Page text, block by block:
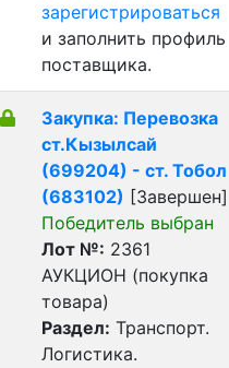
зарегистрироваться
и заполнить профиль
поставщика.
Закупка: Перевозка
ст.Кызылсай
(699204) - ст. Тобол
(683102) [Завершен]
Победитель выбран
Лот №: 2361
АУКЦИОН (покупка
товара)
Раздел: Транспорт.
Логистика.